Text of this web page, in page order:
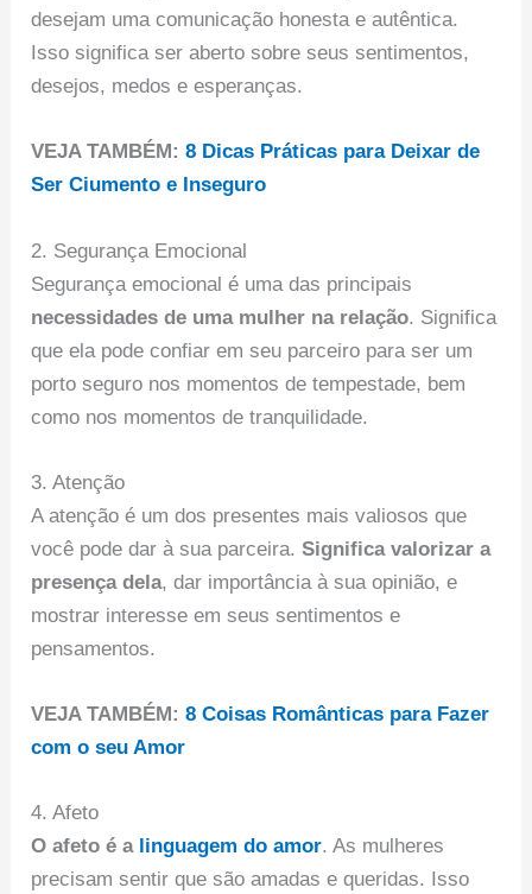
desejam uma comunicação honesta e autêntica.
Isso significa ser aberto sobre seus sentimentos,
desejos, medos e esperanças.
VEJA TAMBÉM:8 Dicas Práticas para Deixar de
Ser Ciumento e Inseguro
2. Segurança Emocional
Segurança emocional é uma das principais
necessidades de uma mulher na relação. Significa
que ela pode confiar em seu parceiro para ser um
porto seguro nos momentos de tempestade, bem
como nos momentos de tranquilidade.
3. Atenção
A atenção é um dos presentes mais valiosos que
você pode dar à sua parceira.Significa valorizar a
presença dela, dar importância à sua opinião, e
mostrar interesse em seus sentimentos e
pensamentos.
VEJA TAMBÉM:8 Coisas Românticas para Fazer
com o seu Amor
4. Afeto
O afeto é a linguagem do amor. As mulheres
precisam sentir que são amadas e queridas. Isso